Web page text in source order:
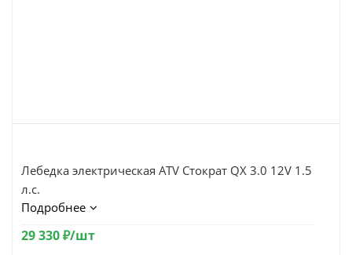
Лебедка электрическая ATV Стократ QX 3.0 12V 1.5
л.с.
Подробнее
29 330₽/шт